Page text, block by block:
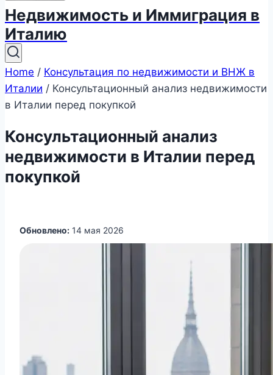
Недвижимость и Иммиграция в
Италию
Home / Консультация по недвижимости и ВНЖ в
Италии / Консультационный анализ недвижимости
в Италии перед покупкой
Консультационный анализ
недвижимости в Италии перед
покупкой
Обновлено: 14 мая 2026